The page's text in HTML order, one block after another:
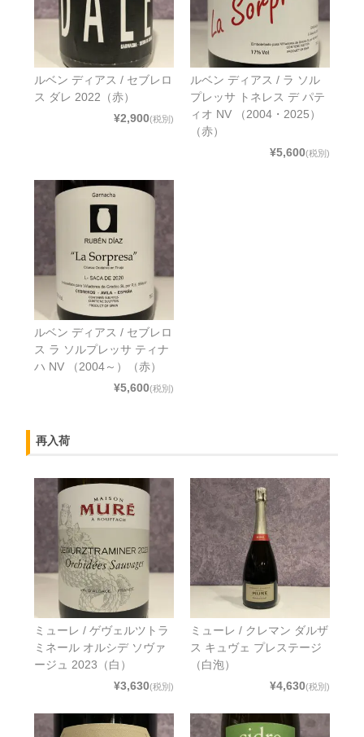
ルベン ディアス / セブレロ
ス ダレ 2022（赤）
¥2,900(税別)
ルベン ディアス / ラ ソル
プレッサ トネレス デ パテ
ィオ NV （2004・2025）
（赤）
¥5,600(税別)
ルベン ディアス / セブレロ
ス ラ ソルプレッサ ティナ
ハ NV （2004～）（赤）
¥5,600(税別)
再入荷
ミューレ / ゲヴェルツトラ
ミネール オルシデ ソヴァ
ージュ 2023（白）
¥3,630(税別)
ミューレ / クレマン ダルザ
ス キュヴェ プレステージ
（白泡）
¥4,630(税別)